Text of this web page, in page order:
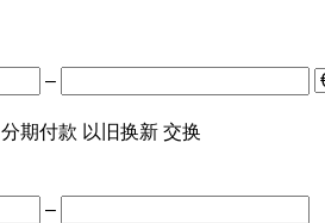
–
分期付款 以旧换新 交换
–